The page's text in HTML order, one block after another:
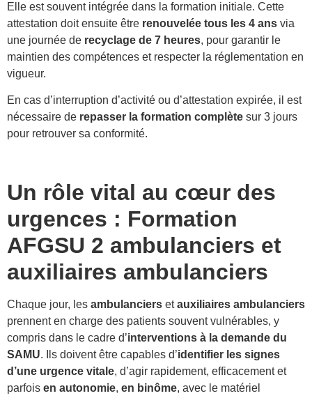
Elle est souvent intégrée dans la formation initiale. Cette
attestation doit ensuite être renouvelée tous les 4 ans via
une journée de recyclage de 7 heures, pour garantir le
maintien des compétences et respecter la réglementation en
vigueur.
En cas d’interruption d’activité ou d’attestation expirée, il est
nécessaire de repasser la formation complète sur 3 jours
pour retrouver sa conformité.
Un rôle vital au cœur des
urgences : Formation
AFGSU 2 ambulanciers et
auxiliaires ambulanciers
Chaque jour, les ambulanciers etauxiliaires ambulanciers
prennent en charge des patients souvent vulnérables, y
compris dans le cadre d’interventions à la demande du
SAMU. Ils doivent être capables d’identifier les signes
d’une urgence vitale, d’agir rapidement, efficacement et
parfois en autonomie, en binôme, avec le matériel